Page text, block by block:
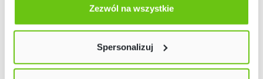
użyjemy tylko plików niezbędnych dla naszej strony.
Twój wybór możesz zmienić przez kliknięcie przycisku w
Polityce prywatności
Zezwól na wszystkie
Spersonalizuj